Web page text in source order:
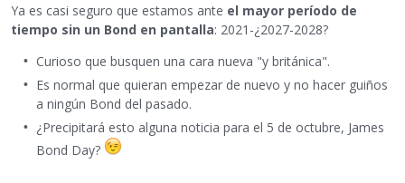
Ya es casi seguro que estamos ante el mayor período de
tiempo sin un Bond en pantalla: 2021-¿2027-2028?
Curioso que busquen una cara nueva "y británica".
Es normal que quieran empezar de nuevo y no hacer guiños
a ningún Bond del pasado.
¿Precipitará esto alguna noticia para el 5 de octubre, James
Bond Day?